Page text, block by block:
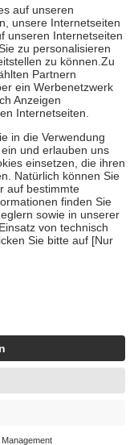
als die tatsächlichen
Online-Apotheken.
beträgt die
Euro je
eigene Gesundheit zu
zu unterstützen,
18. Lebensjahr
die von der
echte Bewertungen
künstlicher